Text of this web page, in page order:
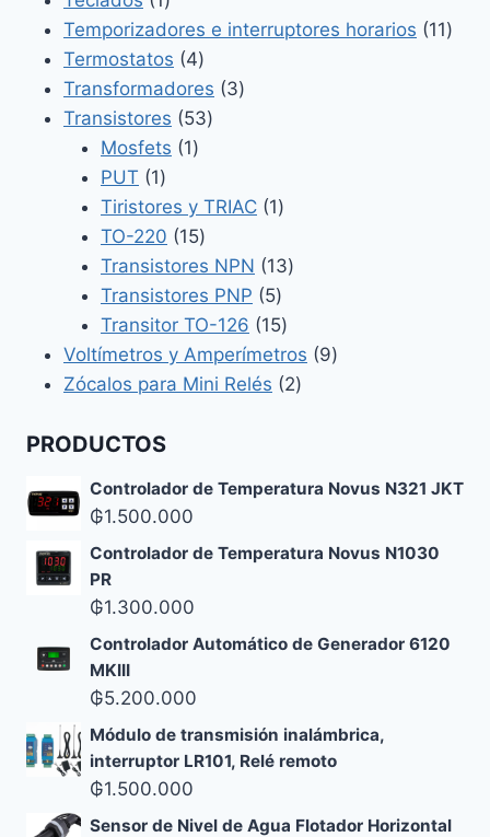
producto
Temporizadores e interruptores horarios 1111
Termostatos 44
productos
Transformadores 33
Transistores 5353
Mosfets 11
PUT 11
producto
Tiristores y TRIAC 11
TO-220 1515
productos
Transistores NPN 1313
Transistores PNP 55
productos
Transitor TO-126 1515
productos
Voltímetros y Amperímetros 99
Zócalos para Mini Relés 22
PRODUCTOS
Controlador de Temperatura Novus N321 JKT
₲1.500.000
Controlador de Temperatura Novus N1030
PR
₲1.300.000
Controlador Automático de Generador 6120
MKIII
₲5.200.000
Módulo de transmisión inalámbrica,
interruptor LR101, Relé remoto
₲1.500.000
Sensor de Nivel de Agua Flotador Horizontal